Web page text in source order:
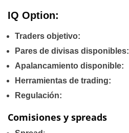
IQ Option:
Traders objetivo:
Pares de divisas disponibles:
Apalancamiento disponible:
Herramientas de trading:
Regulación:
Comisiones y spreads